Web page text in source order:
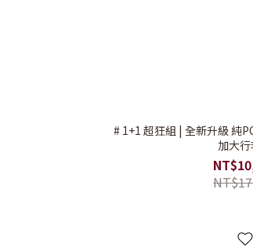
# 1+1 超狂組 | 全新升級 純
加大